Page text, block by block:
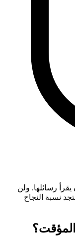
رسائلها. ولن
نسبة النجاح